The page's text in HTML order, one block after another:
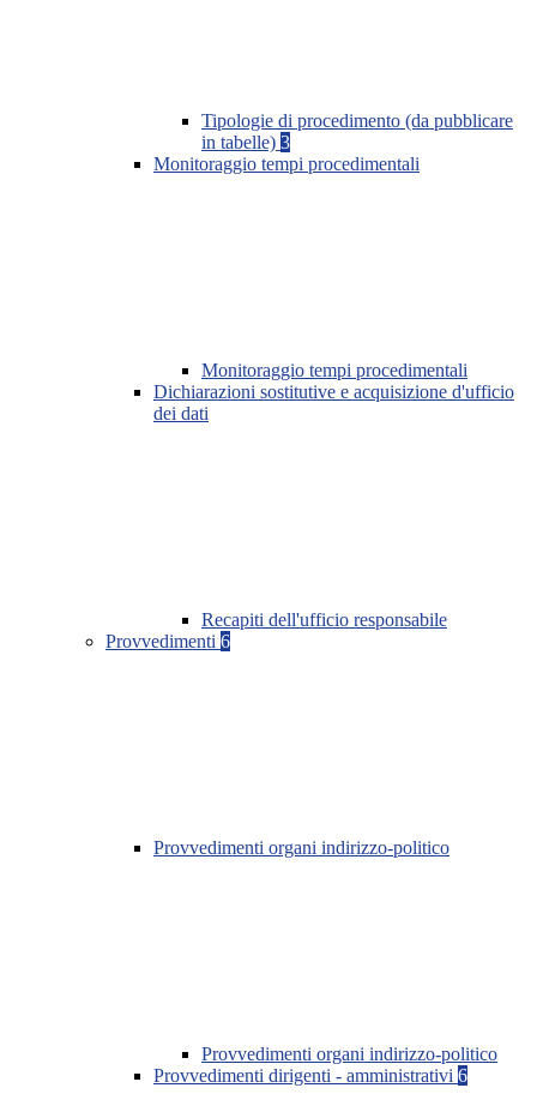
Tipologie di procedimento (da pubblicare
in tabelle) 3
Monitoraggio tempi procedimentali
Monitoraggio tempi procedimentali
Dichiarazioni sostitutive e acquisizione d'ufficio
dei dati
Recapiti dell'ufficio responsabile
Provvedimenti 6
Provvedimenti organi indirizzo-politico
Provvedimenti organi indirizzo-politico
Provvedimenti dirigenti - amministrativi 6